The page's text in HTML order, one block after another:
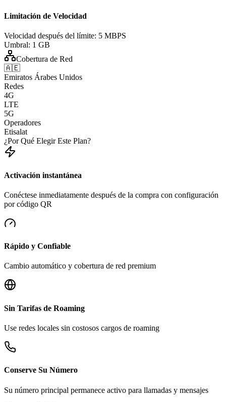
Limitación de Velocidad
Velocidad después del límite: 5 MBPS
Umbral: 1 GB
Cobertura de Red
🇦🇪
Emiratos Árabes Unidos
Redes
4G
LTE
5G
Operadores
Etisalat
¿Por Qué Elegir Este Plan?
Activación instantánea
Conéctese inmediatamente después de la compra con configuración
por código QR
Rápido y Confiable
Cambio automático y cobertura de red premium
Sin Tarifas de Roaming
Use redes locales sin costosos cargos de roaming
Conserve Su Número
Su número principal permanece activo para llamadas y mensajes